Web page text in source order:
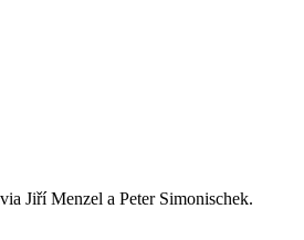
Jiří Menzel a Peter Simonischek.